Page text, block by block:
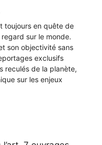
toujours en quête de
sur le monde.
son objectivité sans
exclusifs
reculés de la planète,
sur les enjeux